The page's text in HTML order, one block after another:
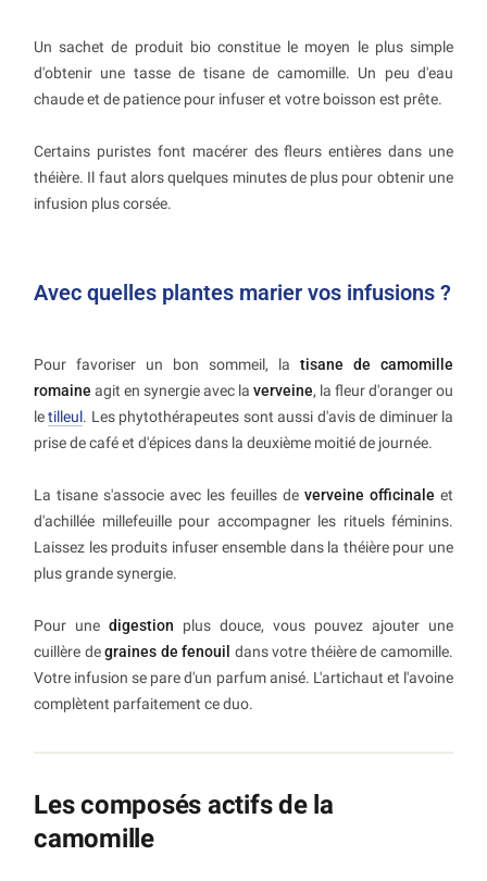
Un sachet de produit bio constitue le moyen le plus simple
d'obtenir une tasse de tisane de camomille. Un peu d'eau
chaude et de patience pour infuser et votre boisson est prête.
Certains puristes font macérer des fleurs entières dans une
théière. Il faut alors quelques minutes de plus pour obtenir une
infusion plus corsée.
Avec quelles plantes marier vos infusions ?
Pour favoriser un bon sommeil, la tisane de camomille
romaine agit en synergie avec la verveine, la fleur d'oranger ou
letilleul. Les phytothérapeutes sont aussi d'avis de diminuer la
prise de café et d'épices dans la deuxième moitié de journée.
La tisane s'associe avec les feuilles de verveine officinale et
d'achillée millefeuille pour accompagner les rituels féminins.
Laissez les produits infuser ensemble dans la théière pour une
plus grande synergie.
Pour une digestion plus douce, vous pouvez ajouter une
cuillère degraines de fenouil dans votre théière de camomille.
Votre infusion se pare d'un parfum anisé. L'artichaut et l'avoine
complètent parfaitement ce duo.
Les composés actifs de la
camomille